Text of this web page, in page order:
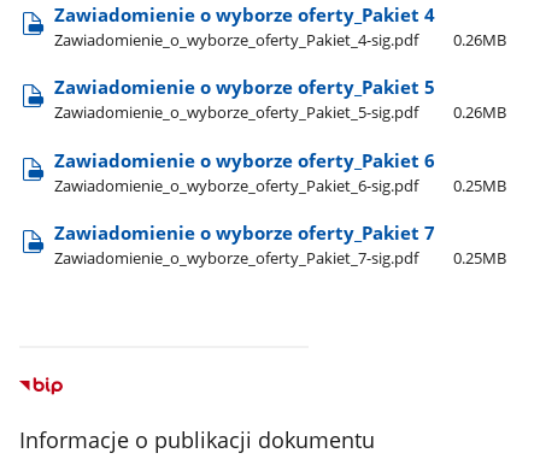
Zawiadomienie o wyborze oferty​_Pakiet 4
Zawiadomienie​_o​_wyborze​_oferty​_Pakiet​_4-sig.pdf 0.26MB
Zawiadomienie o wyborze oferty​_Pakiet 5
Zawiadomienie​_o​_wyborze​_oferty​_Pakiet​_5-sig.pdf 0.26MB
Zawiadomienie o wyborze oferty​_Pakiet 6
Zawiadomienie​_o​_wyborze​_oferty​_Pakiet​_6-sig.pdf 0.25MB
Zawiadomienie o wyborze oferty​_Pakiet 7
Zawiadomienie​_o​_wyborze​_oferty​_Pakiet​_7-sig.pdf 0.25MB
Informacje o publikacji dokumentu